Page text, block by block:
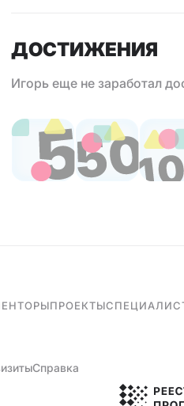
ДОСТИЖЕНИЯ
Игорь еще не заработал
ПРОЕКТЫ
Справка